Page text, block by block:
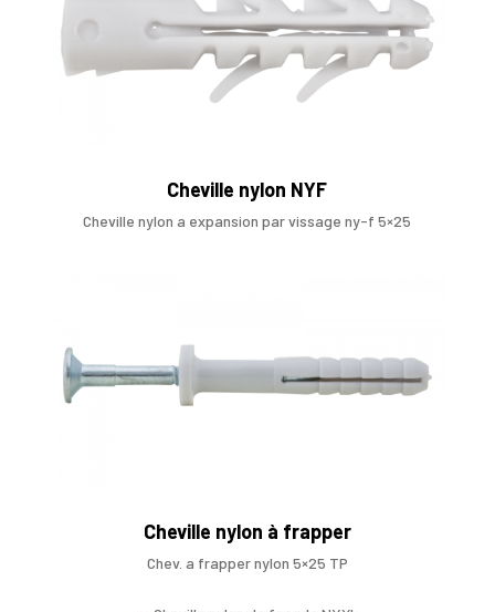
Cheville nylon NYF
Cheville nylon a expansion par vissage ny-f 5×25
Cheville nylon à frapper
Chev. a frapper nylon 5×25 TP